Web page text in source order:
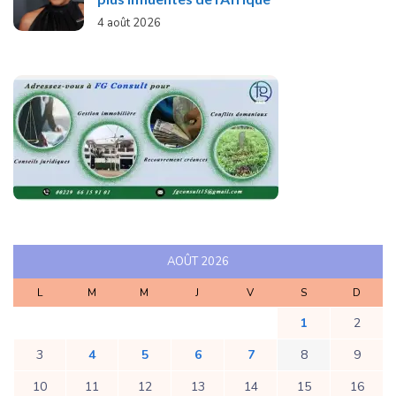
4 août 2026
AOÛT 2026
L M M J V S D
1
2
3
4 5 6 7 8
9
10
11 12 13 14 15 16